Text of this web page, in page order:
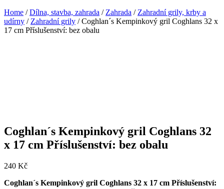
Home /Dílna, stavba, zahrada / Zahrada / Zahradní grily, krby a
udírny / Zahradní grily / Coghlan´s Kempinkový gril Coghlans 32 x
17 cm Příslušenství: bez obalu
Coghlan´s Kempinkový gril Coghlans 32
x 17 cm Příslušenství: bez obalu
240 Kč
Coghlan´s Kempinkový gril Coghlans 32 x 17 cm Příslušenství: